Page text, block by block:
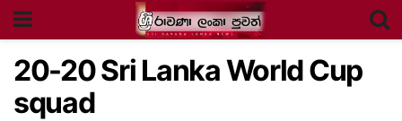
20-20 Sri Lanka World Cup
squad